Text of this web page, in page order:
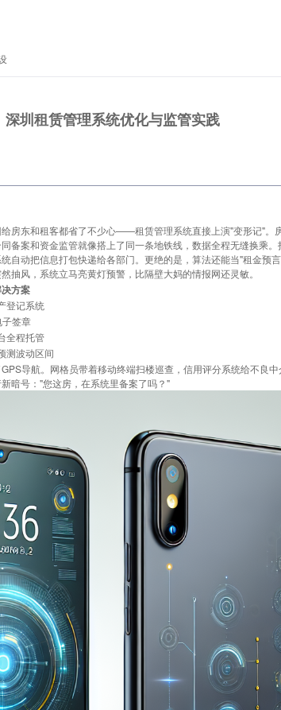
深圳租赁管理系统优化与监管实践
房东和租客都省了不少心——租赁管理系统直接上演"变形记"。
备案和资金监管就像搭上了同一条地铁线，数据全程无缝换乘
自动把信息打包快递给各部门。更绝的是，算法还能当"租金预
抽风，系统立马亮黄灯预警，比隔壁大妈的情报网还灵敏。
方案
登记系统
签章
全程托管
测波动区间
导航。网格员带着移动终端扫楼巡查，信用评分系统给不良
暗号："您这房，在系统里备案了吗？"